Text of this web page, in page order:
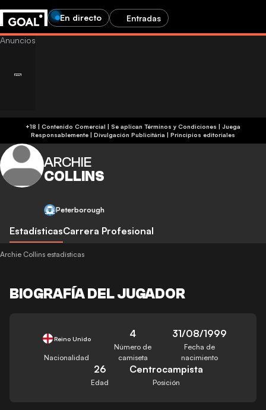
En directo Entradas
+18 | Contenido Comercial | Se aplican Términos y Condiciones | Juega
Responsablemente | Divulgación Publicitária | Principios editoriales
ARCHIE
COLLINS
Peterborough
EstadísticasCarrera Profesional
Archie Collins estadísticas
BIOGRAFÍA DEL JUGADOR
Reino Unido
Nacionalidad
4
Número de
camiseta
31/08/1999
Fecha de
nacimiento
26
Edad
Centrocampista
Posición